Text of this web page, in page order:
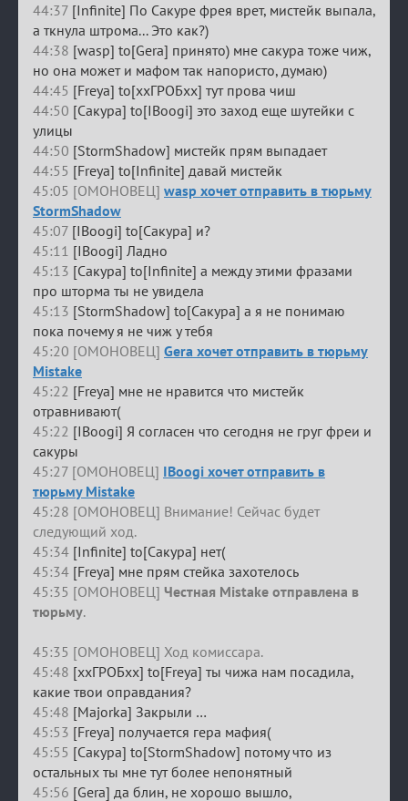
44:37 [Infinite] По Сакуре фрея врет, мистейк выпала,
а ткнула штрома... Это как?)
44:38 [wasp] to[Gera] принято) мне сакура тоже чиж,
но она может и мафом так напористо, думаю)
44:45 [Freya] to[ххГРОБхх] тут прова чиш
44:50 [Сакура] to[IBoogi] это заход еще шутейки с
улицы
44:50 [StormShadow] мистейк прям выпадает
44:55 [Freya] to[Infinite] давай мистейк
45:05 [ОМОНОВЕЦ] wasp хочет отправить в тюрьму
StormShadow
45:07 [IBoogi] to[Сакура] и?
45:11 [IBoogi] Ладно
45:13 [Сакура] to[Infinite] а между этими фразами
про шторма ты не увидела
45:13 [StormShadow] to[Сакура] а я не понимаю
пока почему я не чиж у тебя
45:20 [ОМОНОВЕЦ] Gera хочет отправить в тюрьму
Mistake
45:22 [Freya] мне не нравится что мистейк
отравнивают(
45:22 [IBoogi] Я согласен что сегодня не груг фреи и
сакуры
45:27 [ОМОНОВЕЦ] IBoogi хочет отправить в
тюрьму Mistake
45:28 [ОМОНОВЕЦ] Внимание! Сейчас будет
следующий ход.
45:34 [Infinite] to[Сакура] нет(
45:34 [Freya] мне прям стейка захотелось
45:35 [ОМОНОВЕЦ] Честная Mistake отправлена в
тюрьму.
45:35 [ОМОНОВЕЦ] Ход комиссара.
45:48 [ххГРОБхх] to[Freya] ты чижа нам посадила,
какие твои оправдания?
45:48 [Majorka] Закрыли …
45:53 [Freya] получается гера мафия(
45:55 [Сакура] to[StormShadow] потому что из
остальных ты мне тут более непонятный
45:56 [Gera] да блин, не хорошо вышло,